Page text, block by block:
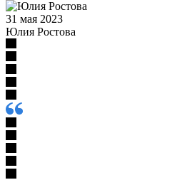
31 мая 2023
Юлия Ростова